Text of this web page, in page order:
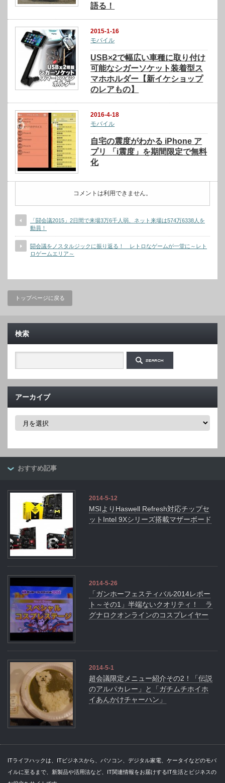
語る！
2015-1-16
モバイル
USB×2で幅広い車種に取り付け
可能なシガーソケット装着型ス
マホホルダー【新イケショップ
のレアもの】
2016-4-18
モバイル
自宅の震度がわかる iPhone ア
プリ 「i震度」を期間限定で無料
化
コメントは利用できません。
「闘会議2015」2日間で来場3万6千人弱、ネット来場は574万6338人を
動員！
闘会議をノスタルジックに振り返る！ レトロなゲームが一堂に～レト
ロゲームエリア～
トップページに戻る
検索
アーカイブ
ブ
おすすめ記事
2014-5-12
MSIよりHaswell Refresh対応チップセ
ットIntel 9Xシリーズ搭載マザーボード
2014-5-26
「ガンホーフェスティバル2014レポー
ト～その1」半端ないクオリティ！ ラ
グナロクオンラインのコスプレイヤー
2014-5-1
超会議限定メニュー紹介その2！「伝説
のアルパカレー」と「ガチムチホイホ
イあんかけチャーハン」
ITライフハックは、ITビジネスから、パソコン、デジタル家電、ケータイなどのモバ
イルに至るまで、新製品や活用法など、IT関連情報をお届けするIT生活とビジネスの